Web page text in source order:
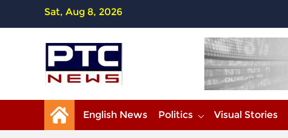
Sat, Aug 8, 2026
English News Politics Visual Stories